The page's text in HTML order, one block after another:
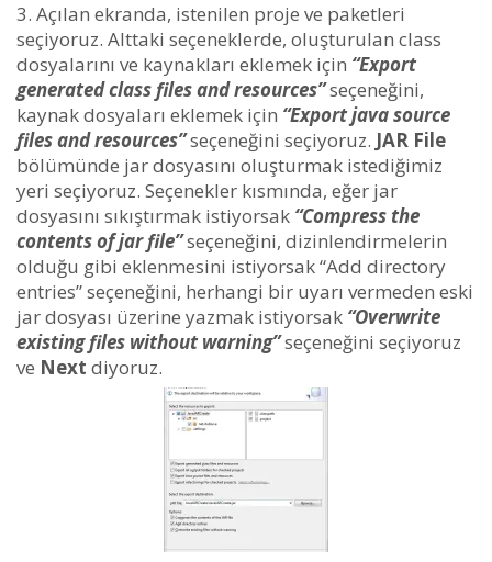
Açılan ekranda, istenilen proje ve paketleri
seçiyoruz. Alttaki seçeneklerde, oluşturulan class
dosyalarını ve kaynakları eklemek için “Export
generated class files and resources”seçeneğini,
kaynak dosyaları eklemek için “Export java source
files and resources”seçeneğini seçiyoruz. JAR File
bölümünde jar dosyasını oluşturmak istediğimiz
yeri seçiyoruz. Seçenekler kısmında, eğer jar
dosyasını sıkıştırmak istiyorsak “Compress the
contents of jar file”seçeneğini, dizinlendirmelerin
olduğu gibi eklenmesini istiyorsak “Add directory
entries” seçeneğini, herhangi bir uyarı vermeden eski
jar dosyası üzerine yazmak istiyorsak “Overwrite
existing files without warning”seçeneğini seçiyoruz
ve Next diyoruz.